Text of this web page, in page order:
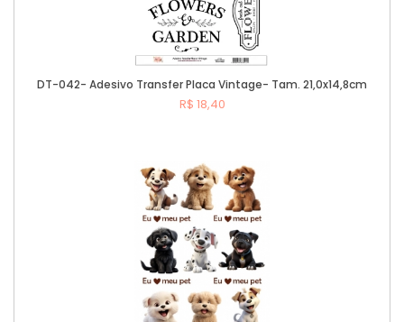
DT-042- Adesivo Transfer Placa Vintage- Tam. 21,0x14,8cm
R$ 18,40